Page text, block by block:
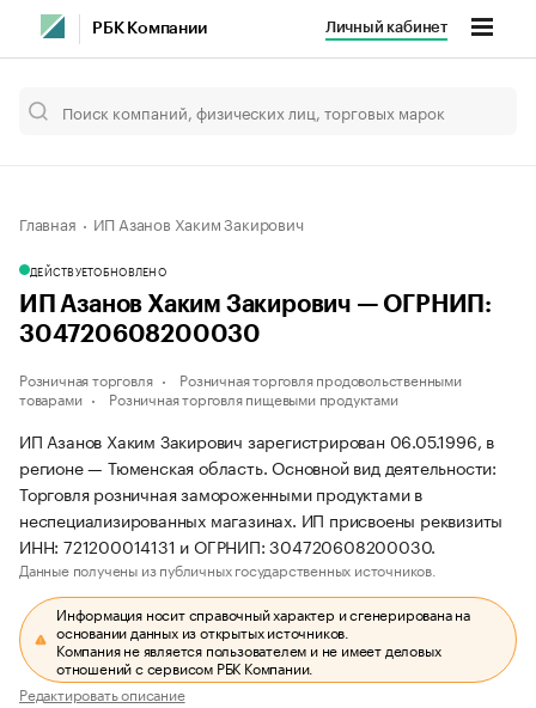
РБК Компании Личный кабинет
Главная ИП Азанов Хаким Закирович
ДЕЙСТВУЕТОБНОВЛЕНО
ИП Азанов Хаким Закирович — ОГРНИП:
304720608200030
Розничная торговля
Розничная торговля продовольственными
товарами
Розничная торговля пищевыми продуктами
ИП Азанов Хаким Закирович зарегистрирован 06.05.1996, в
регионе — Тюменская область. Основной вид деятельности:
Торговля розничная замороженными продуктами в
неспециализированных магазинах. ИП присвоены реквизиты
ИНН: 721200014131 и ОГРНИП: 304720608200030.
Данные получены из публичных государственных источников.
Информация носит справочный характер и сгенерирована на
основании данных из открытых источников.
Компания не является пользователем и не имеет деловых
отношений с сервисом РБК Компании.
Редактировать описание